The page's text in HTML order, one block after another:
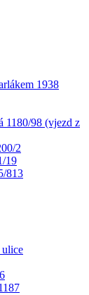
1938
1180/98 (vjezd z
2
19
813
ulice